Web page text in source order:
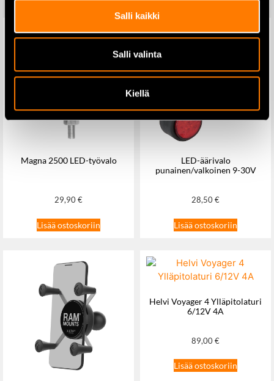
Salli kaikki
Salli valinta
Kiellä
Magna 2500 LED-työvalo
29,90€
Lisää ostoskoriin
LED-äärivalo
punainen/valkoinen 9-30V
28,50€
Lisää ostoskoriin
Helvi Voyager 4 Ylläpitolaturi
6/12V 4A
89,00€
Lisää ostoskoriin